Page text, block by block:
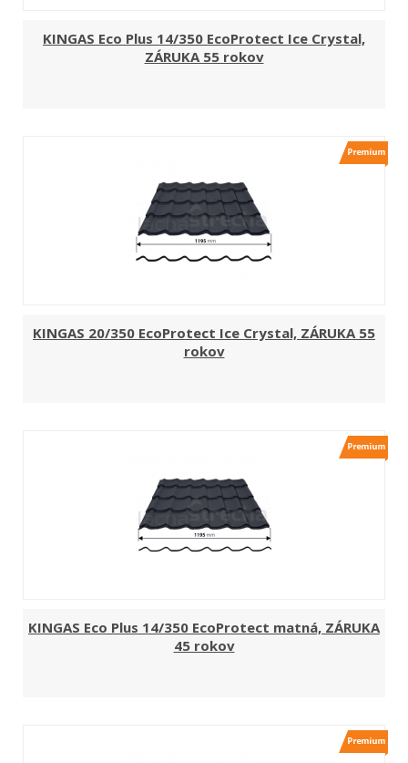
KINGAS Eco Plus 14/350 EcoProtect Ice Crystal,
ZÁRUKA 55 rokov
KINGAS 20/350 EcoProtect Ice Crystal, ZÁRUKA 55
rokov
KINGAS Eco Plus 14/350 EcoProtect matná, ZÁRUKA
45 rokov